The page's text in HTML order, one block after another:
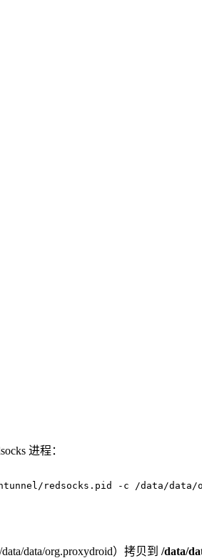
进程：
redsocks.pid -c /data/data/
data/org.proxydroid）拷贝到 /data/